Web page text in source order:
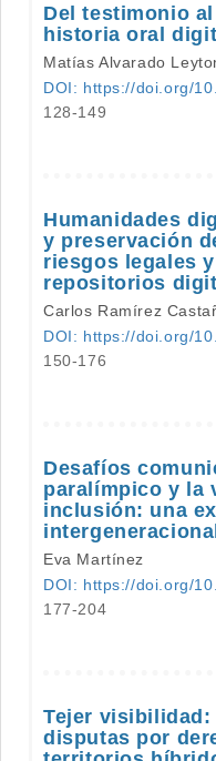
Del testimonio
historia oral
Matías Alvarado
DOI: https://doi.org/
128-149
Humanidades
y preservación
riesgos legales
repositorios
Carlos Ramírez
DOI: https://doi.org/
150-176
Desafíos
paralímpico y la
inclusión: una
Eva Martínez
DOI: https://doi.org/
177-204
Tejer
disputas por